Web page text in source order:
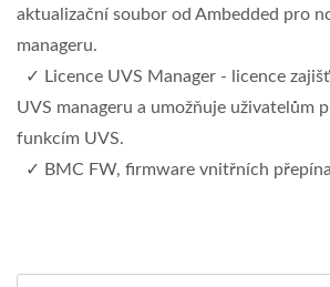
aktualizační soubor od Ambedded pro
manageru.
✓ Licence UVS Manager - licence
UVS manageru a umožňuje uživatelům
funkcím UVS.
✓ BMC FW, firmware vnitřních